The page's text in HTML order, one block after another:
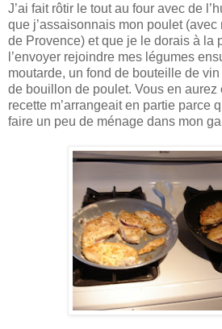
J’ai fait rôtir le tout au four avec de
que j’assaisonnais mon poulet (avec
de Provence) et que je le dorais à la
l’envoyer rejoindre mes légumes
moutarde, un fond de bouteille de
de bouillon de poulet. Vous en aurez
recette m’arrangeait en partie parce
faire un peu de ménage dans mon